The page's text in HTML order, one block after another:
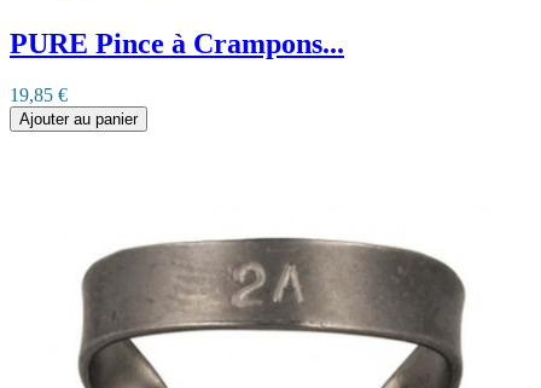
PURE Pince à Crampons...
19,85 €
Ajouter au panier